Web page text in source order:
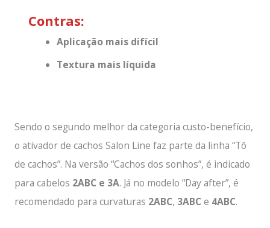
Contras:
Aplicação mais difícil
Textura mais líquida
Sendo o segundo melhor da categoria custo-benefício,
o ativador de cachos Salon Line faz parte da linha “Tô
de cachos”. Na versão “Cachos dos sonhos”, é indicado
para cabelos 2ABC e 3A. Já no modelo “Day after”, é
recomendado para curvaturas 2ABC, 3ABC e 4ABC.